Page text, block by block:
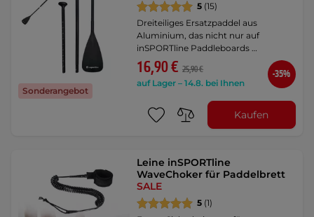
Sonderangebot
5 (15)
Dreiteiliges Ersatzpaddel aus
Aluminium, das nicht nur auf
inSPORTline Paddleboards …
16,90 € 25,90 €
auf Lager – 14.8. bei Ihnen
-35%
Kaufen
Leine inSPORTline
WaveChoker für Paddelbrett
SALE
5 (1)